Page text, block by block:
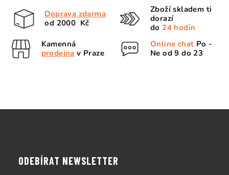
k
p
i
Doprava zdarma
od 2000 Kč
Zboží skladem ti
dorazí
do 24 hodin
Kamenná
prodejna v Praze
Online chat Po -
Ne od 9 do 23
ODEBÍRAT NEWSLETTER